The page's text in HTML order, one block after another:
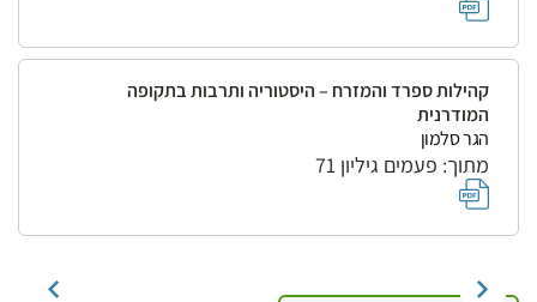
קהילות ספרד והמזרח – היסטוריה ותרבות בתקופה
המודרנית
הגר סלמון
מתוך: פעמים גיליון 71